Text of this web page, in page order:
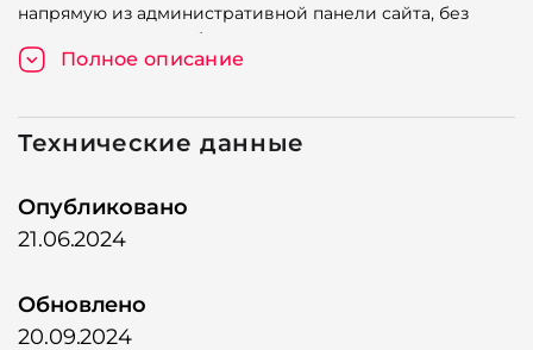
напрямую из административной панели сайта, без
привлечения разработчиков.
Простая установка и настройка через консольные
Удобное создание редиректов с указанием
исходного и целевого URL.
Permanently для максимальной SEO-оптимизации.
Возможность сохранения таблицы редиректов
Полное описание
Технические данные
Опубликовано
21.06.2024
Обновлено
20.09.2024